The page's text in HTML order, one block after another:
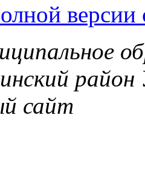
версии
район
сайт